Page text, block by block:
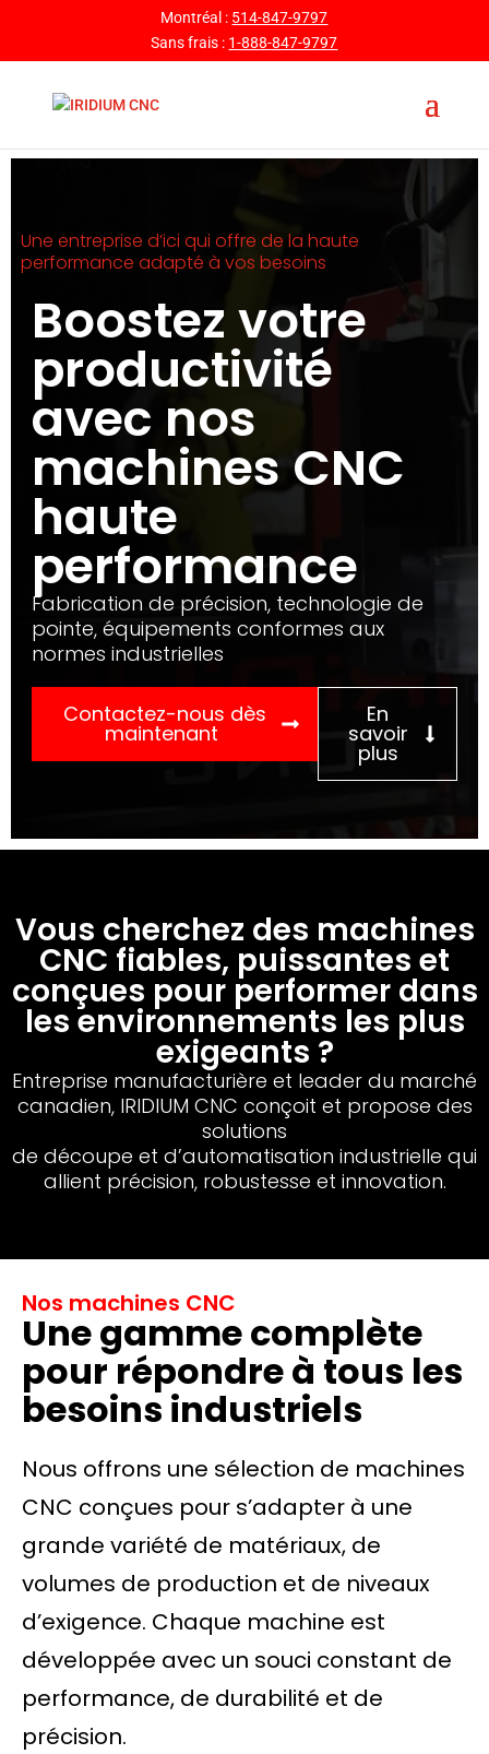
Montréal : 514-847-9797
Sans frais : 1-888-847-9797
Une entreprise d’ici qui offre de la haute
performance adapté à vos besoins
Boostez votre
productivité
avec nos
machines CNC
haute
performance
Fabrication de précision, technologie de
pointe, équipements conformes aux
normes industrielles
Contactez-nous dès
maintenant
En
savoir
plus
Vous cherchez des machines
CNC fiables, puissantes et
conçues pour performer dans
les environnements les plus
exigeants ?
Entreprise manufacturière et leader du marché
canadien, IRIDIUM CNC conçoit et propose des
solutions
de découpe et d’automatisation industrielle qui
allient précision, robustesse et innovation.
Nos machines CNC
Une gamme complète
pour répondre à tous les
besoins industriels
Nous offrons une sélection de machines
CNC conçues pour s’adapter à une
grande variété de matériaux, de
volumes de production et de niveaux
d’exigence. Chaque machine est
développée avec un souci constant de
performance, de durabilité et de
précision.